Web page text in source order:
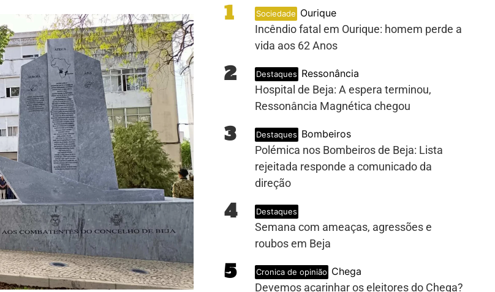
1 Sociedade Ourique
Incêndio fatal em Ourique: homem perde a
vida aos 62 Anos
2 Destaques Ressonância
Hospital de Beja: A espera terminou,
Ressonância Magnética chegou
3 Destaques Bombeiros
Polémica nos Bombeiros de Beja: Lista
rejeitada responde a comunicado da
direção
4 Destaques
Semana com ameaças, agressões e
roubos em Beja
5 Cronica de opinião Chega
Devemos acarinhar os eleitores do Chega?